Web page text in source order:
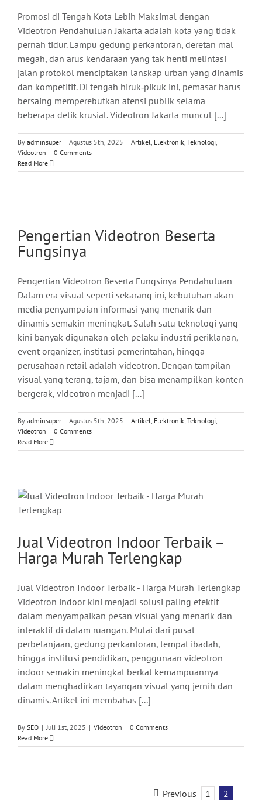
Promosi di Tengah Kota Lebih Maksimal dengan
Videotron Pendahuluan Jakarta adalah kota yang tidak
pernah tidur. Lampu gedung perkantoran, deretan mal
megah, dan arus kendaraan yang tak henti melintasi
jalan protokol menciptakan lanskap urban yang dinamis
dan kompetitif. Di tengah hiruk‑pikuk ini, pemasar harus
bersaing memperebutkan atensi publik selama
beberapa detik krusial. Videotron Jakarta muncul [...]
By adminsuper | Agustus 5th, 2025 | Artikel, Elektronik, Teknologi,
Videotron | 0 Comments
Read More
Pengertian Videotron Beserta
Fungsinya
Pengertian Videotron Beserta Fungsinya Pendahuluan
Dalam era visual seperti sekarang ini, kebutuhan akan
media penyampaian informasi yang menarik dan
dinamis semakin meningkat. Salah satu teknologi yang
kini banyak digunakan oleh pelaku industri periklanan,
event organizer, institusi pemerintahan, hingga
perusahaan retail adalah videotron. Dengan tampilan
visual yang terang, tajam, dan bisa menampilkan konten
bergerak, videotron menjadi [...]
By adminsuper | Agustus 5th, 2025 | Artikel, Elektronik, Teknologi,
Videotron | 0 Comments
Read More
Jual Videotron Indoor Terbaik –
Harga Murah Terlengkap
Jual Videotron Indoor Terbaik - Harga Murah Terlengkap
Videotron indoor kini menjadi solusi paling efektif
dalam menyampaikan pesan visual yang menarik dan
interaktif di dalam ruangan. Mulai dari pusat
perbelanjaan, gedung perkantoran, tempat ibadah,
hingga institusi pendidikan, penggunaan videotron
indoor semakin meningkat berkat kemampuannya
dalam menghadirkan tayangan visual yang jernih dan
dinamis. Artikel ini membahas [...]
By SEO | Juli 1st, 2025 | Videotron | 0 Comments
Read More
Previous 1 2